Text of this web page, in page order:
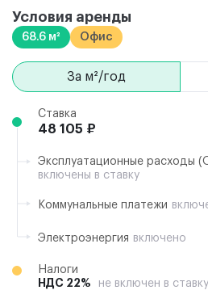
Условия аренды
68.6 м² Офис
за м²/год
Ставка
48 105 ₽
Эксплуатационные расходы
включены в ставку
Коммунальные платежи
Электроэнергия включено
Налоги
НДС 22%
не включен в ставку